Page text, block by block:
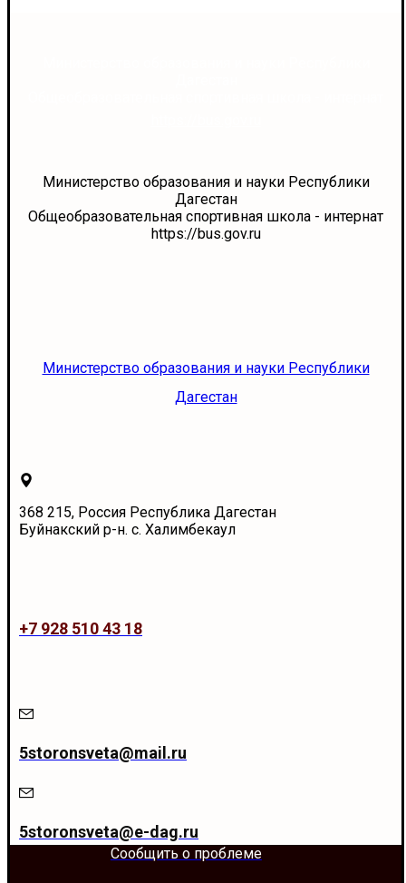
Министерство образования и науки Республики
Дагестан
Общеобразовательная спортивная школа - интернат
https://bus.gov.ru
Министерство образования и науки Республики
Дагестан
368 215, Россия Республика Дагестан
Буйнакский р-н. с. Халимбекаул
+7 928 510 43 18
5storonsveta@mail.ru
5storonsveta@e-dag.ru
Сообщить о проблеме